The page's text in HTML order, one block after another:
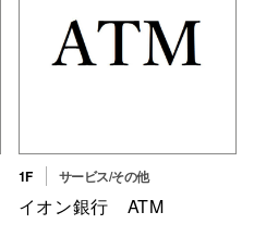
1F サービス/その他
イオン銀行 ATM